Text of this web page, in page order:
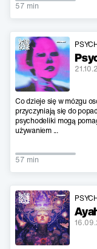
57 min
Co dzieje się w mózgu
przyczyniają się do
psychodeliki mogą
używaniem ...
57 min